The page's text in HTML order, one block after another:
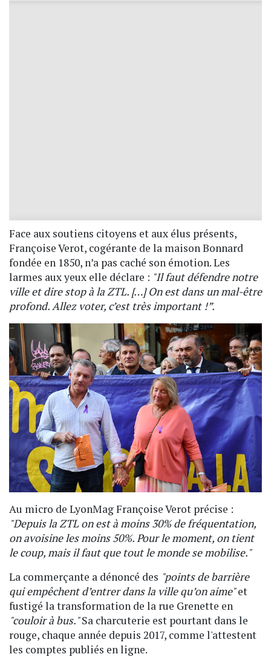
Face aux soutiens citoyens et aux élus présents,
Françoise Verot, cogérante de la maison Bonnard
fondée en 1850, n’a pas caché son émotion. Les
larmes aux yeux elle déclare : "Il faut défendre notre
ville et dire stop à la ZTL. […] On est dans un mal-être
profond. Allez voter, c’est très important !”.
Au micro de LyonMag Françoise Verot précise :
"Depuis la ZTL on est à moins 30% de fréquentation,
on avoisine les moins 50%. Pour le moment, on tient
le coup, mais il faut que tout le monde se mobilise."
La commerçante a dénoncé des "points de barrière
qui empêchent d’entrer dans la ville qu’on aime"et
fustigé la transformation de la rue Grenette en
"couloir à bus."Sa charcuterie est pourtant dans le
rouge, chaque année depuis 2017, comme l'attestent
les comptes publiés en ligne.